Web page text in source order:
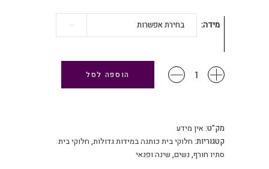
מידה בחירת אפשרות
שמלת
בית
רוכסן
שרוול
ארוך
הוספה לסל
מק"ט: אין מידע
קטגוריות: חלוקי בית כותנה במידות גדולות, חלוקי בית
סתיו חורף, נשים, שינה ופנאי